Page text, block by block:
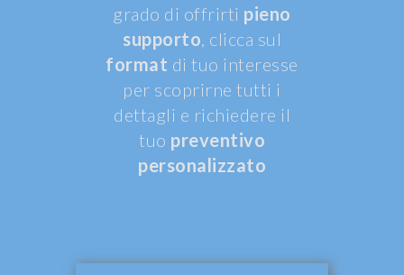
grado di offrirti pieno
supporto, clicca sul
format di tuo interesse
per scoprirne tutti i
dettagli e richiedere il
tuo preventivo
personalizzato